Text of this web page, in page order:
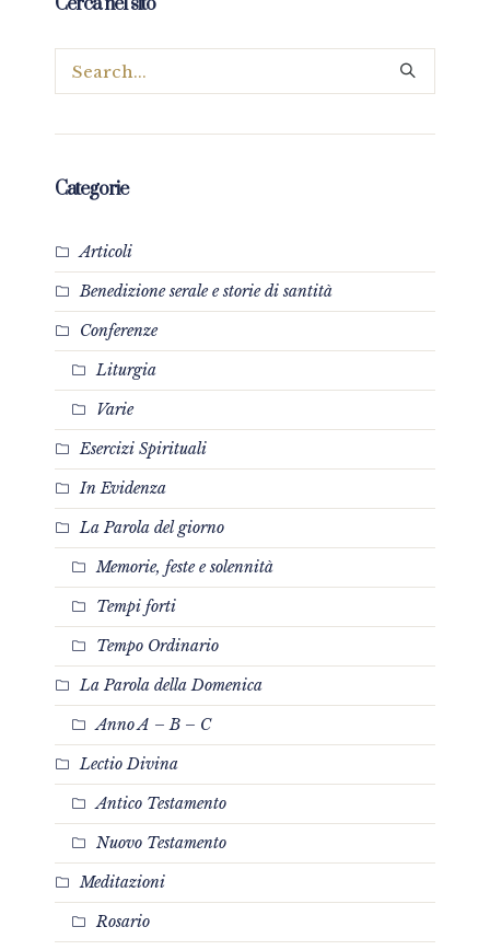
Categorie
Articoli
Benedizione serale e storie di santità
Conferenze
Liturgia
Varie
Esercizi Spirituali
In Evidenza
La Parola del giorno
Memorie, feste e solennità
Tempi forti
Tempo Ordinario
La Parola della Domenica
Anno A – B – C
Lectio Divina
Antico Testamento
Nuovo Testamento
Meditazioni
Rosario